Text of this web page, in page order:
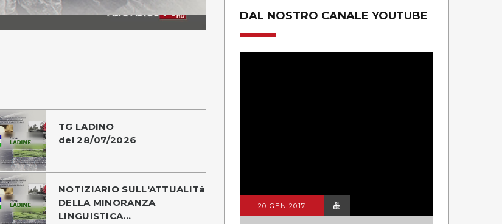
TG LADINO
del 28/07/2026
NOTIZIARIO SULL'ATTUALITà
DELLA MINORANZA
LINGUISTICA...
DAL NOSTRO CANALE YOUTUBE
20 GEN 2017